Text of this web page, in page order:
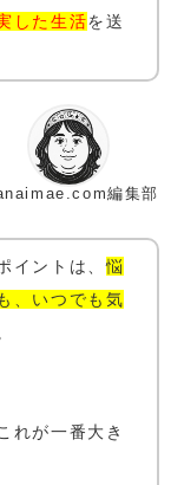
した生活を送
編集部
イントは、悩
、いつでも気
れが一番大き